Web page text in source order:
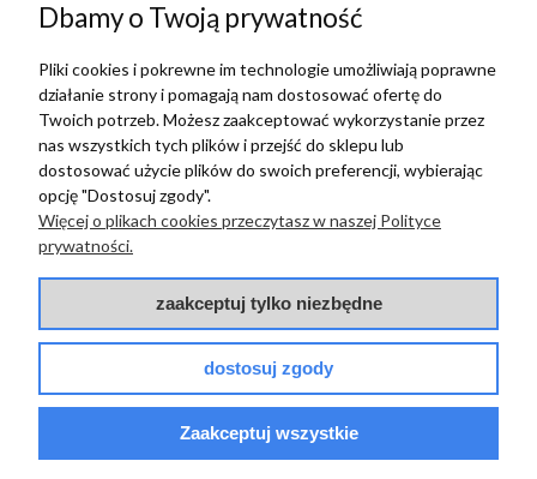
PAFFONI
RUBINETTERIE
ZA91103 GŁOWICA
CERAMICZNA
WYSOKA Ø 35 MM
PAFFONI
RUBINETTERIE
ZSOF063CR RAMIĘ
ŚCIENNE
DESZCZOWNICY 40
CM CHROM
359,00 zł
Dbamy o Twoją prywatność
Pliki cookies i pokrewne im technologie umożliwiają poprawne
działanie strony i pomagają nam dostosować ofertę do
Twoich potrzeb. Możesz zaakceptować wykorzystanie przez
nas wszystkich tych plików i przejść do sklepu lub
dostosować użycie plików do swoich preferencji, wybierając
opcję "Dostosuj zgody".
Więcej o plikach cookies przeczytasz w naszej Polityce
prywatności.
zaakceptuj tylko niezbędne
dostosuj zgody
Zaakceptuj wszystkie